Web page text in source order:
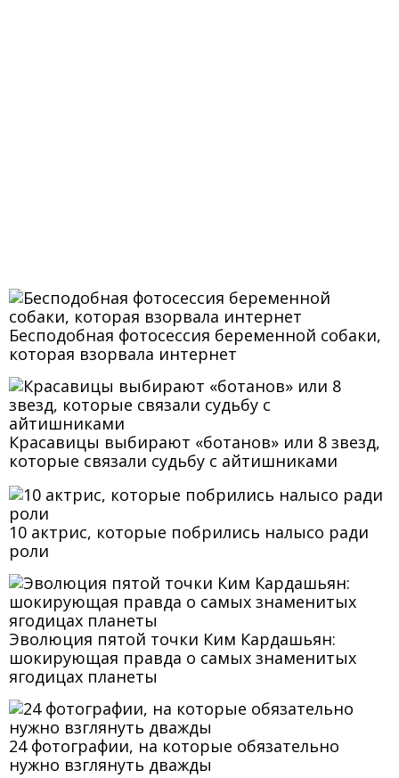
Бесподобная фотосессия беременной собаки,
которая взорвала интернет
Красавицы выбирают «ботанов» или 8 звезд,
которые связали судьбу с айтишниками
10 актрис, которые побрились налысо ради
роли
Эволюция пятой точки Ким Кардашьян:
шокирующая правда о самых знаменитых
ягодицах планеты
24 фотографии, на которые обязательно
нужно взглянуть дважды